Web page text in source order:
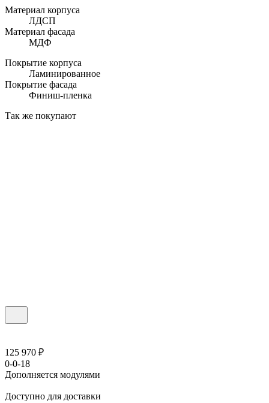
Материал корпуса
ЛДСП
Материал фасада
МДФ
Покрытие корпуса
Ламинированное
Покрытие фасада
Финиш-пленка
Так же покупают
125 970 ₽
0-0-18
Дополняется модулями
Доступно для доставки